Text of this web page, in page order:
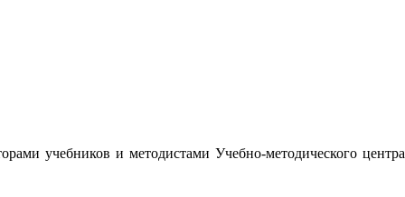
учебников и методистами Учебно-методического центра